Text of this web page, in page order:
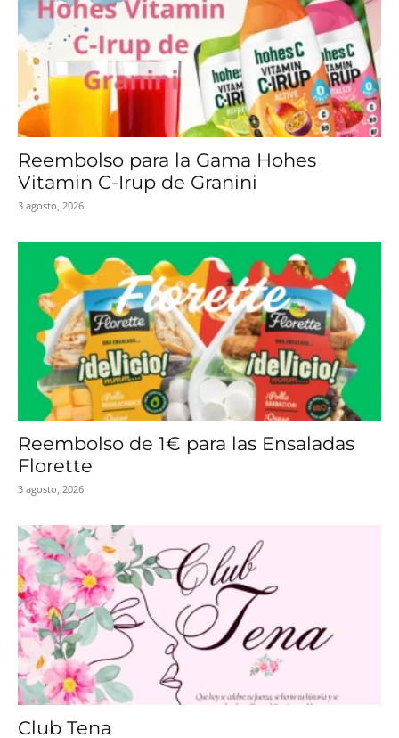
Reembolso para la Gama Hohes
Vitamin C-Irup de Granini
3 agosto, 2026
Reembolso de 1€ para las Ensaladas
Florette
3 agosto, 2026
Club Tena